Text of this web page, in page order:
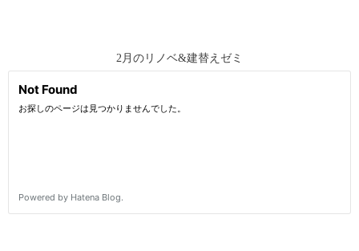
2月のリノベ&建替えゼミ